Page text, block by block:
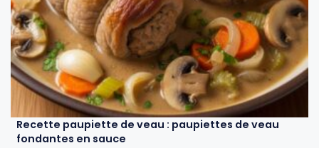
Recette paupiette de veau : paupiettes de veau
fondantes en sauce